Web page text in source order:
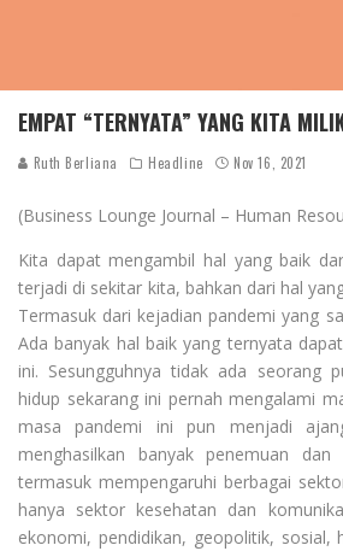
EMPAT “TERNYATA” YANG KITA
Ruth Berliana Headline Nov 16, 2021
(Business Lounge Journal – Human
Kita dapat mengambil hal yang baik
terjadi di sekitar kita, bahkan dari hal
Termasuk dari kejadian pandemi yang
Ada banyak hal baik yang ternyata
ini. Sesungguhnya tidak ada seorang
hidup sekarang ini pernah mengalami
masa pandemi ini pun menjadi
menghasilkan banyak penemuan
termasuk mempengaruhi berbagai
hanya sektor kesehatan dan
ekonomi, pendidikan, geopolitik, sosial,